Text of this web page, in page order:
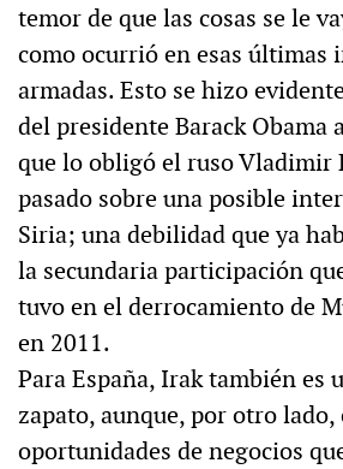
temor de que las cosas se le
como ocurrió en esas últimas
armadas. Esto se hizo
del presidente Barack Obama
que lo obligó el ruso Vladimir
pasado sobre una posible
Siria; una debilidad que ya
la secundaria participación
tuvo en el derrocamiento de
en 2011.
Para España, Irak también es
zapato, aunque, por otro lado,
oportunidades de negocios